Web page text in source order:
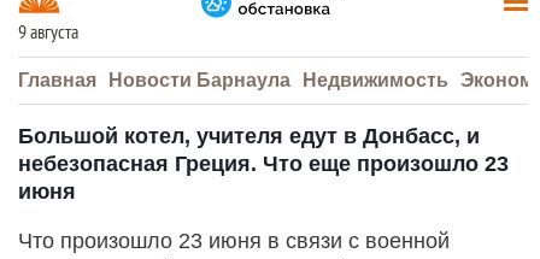
9 августа
Главная Новости Барнаула Недвижимость
Большой котел, учителя едут в Донбасс, и
небезопасная Греция. Что еще произошло 23
июня
Что произошло 23 июня в связи с военной